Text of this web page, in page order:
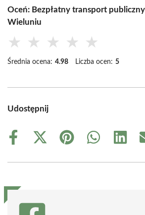
Oceń: Bezpłatny transport
Wieluniu
★ ★ ★ ★ ★
Średnia ocena: 4.98 Liczba ocen: 5
Udostępnij
Share
Share
(Twitter)
Share
Share
Share